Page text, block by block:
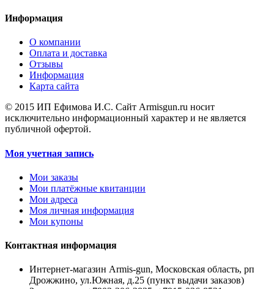
Информация
О компании
Оплата и доставка
Отзывы
Информация
Карта сайта
© 2015 ИП Ефимова И.С. Сайт Armisgun.ru носит
исключительно информационный характер и не является
публичной офертой.
Моя учетная запись
Мои заказы
Мои платёжные квитанции
Мои адреса
Моя личная информация
Мои купоны
Контактная информация
Интернет-магазин Armis-gun, Московская область, рп
Дрожжино, ул.Южная, д.25 (пункт выдачи заказов)